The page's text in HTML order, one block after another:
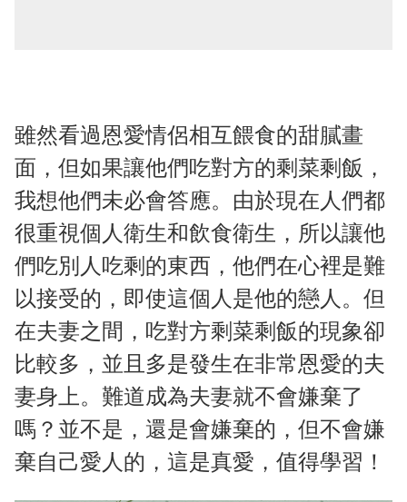
雖然看過恩愛情侶相互餵食的甜膩畫
面，但如果讓他們吃對方的剩菜剩飯，
我想他們未必會答應。由於現在人們都
很重視個人衛生和飲食衛生，所以讓他
們吃別人吃剩的東西，他們在心裡是難
以接受的，即使這個人是他的戀人。但
在夫妻之間，吃對方剩菜剩飯的現象卻
比較多，並且多是發生在非常恩愛的夫
妻身上。難道成為夫妻就不會嫌棄了
嗎？並不是，還是會嫌棄的，但不會嫌
棄自己愛人的，這是真愛，值得學習！